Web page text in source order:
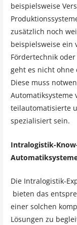
beispielsweise
zusätzlich noch
beispielsweise ein
Fördertechnik oder
geht es nicht ohne
Diese muss
Automatiksysteme
teilautomatisierte
spezialisiert sein.
Intralogistik-
Die Intralogistik-
bieten das
einer solchen
Lösungen zu